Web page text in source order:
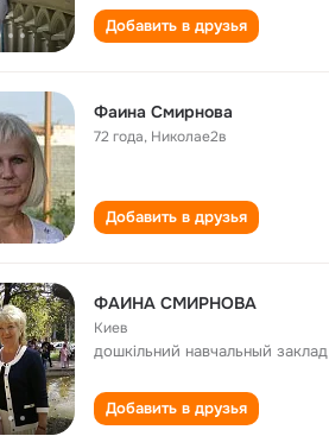
Добавить в друзья
Фаина Смирнова
72 года, Николае2в
Добавить в друзья
ФАИНА СМИРНОВА
Киев
дошкiльний навчальный
Добавить в друзья